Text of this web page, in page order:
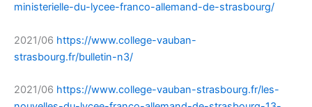
ministerielle-du-lycee-franco-allemand-de-strasbourg/
2021/06 https://www.college-vauban-
strasbourg.fr/bulletin-n3/
2021/06 https://www.college-vauban-strasbourg.fr/les-